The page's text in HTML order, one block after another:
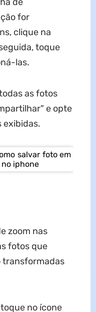
for
clique na
toque
las.
as fotos
e opte
exibidas.
zoom nas
fotos que
transformadas
no ícone